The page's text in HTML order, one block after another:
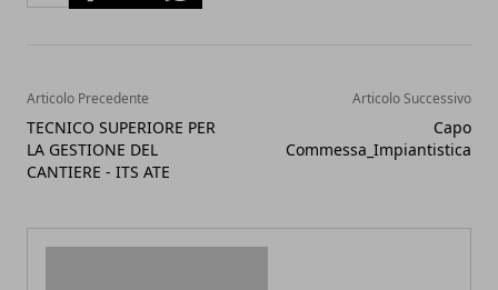
Articolo Precedente
TECNICO SUPERIORE PER
LA GESTIONE DEL
CANTIERE - ITS ATE
Articolo Successivo
Capo
Commessa_Impiantistica